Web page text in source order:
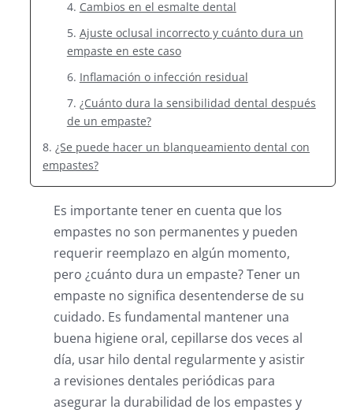
Cambios en el esmalte dental
Ajuste oclusal incorrecto y cuánto dura un
empaste en este caso
Inflamación o infección residual
¿Cuánto dura la sensibilidad dental después
de un empaste?
¿Se puede hacer un blanqueamiento dental con
empastes?
Es importante tener en cuenta que los
empastes no son permanentes y pueden
requerir reemplazo en algún momento,
pero ¿cuánto dura un empaste? Tener un
empaste no significa desentenderse de su
cuidado. Es fundamental mantener una
buena higiene oral, cepillarse dos veces al
día, usar hilo dental regularmente y asistir
a revisiones dentales periódicas para
asegurar la durabilidad de los empastes y